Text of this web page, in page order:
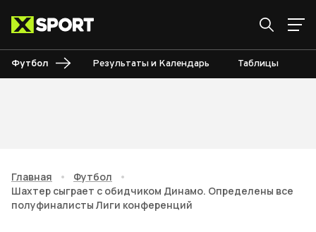
Футбол Результаты и Календарь Таблицы
Главная • Футбол
•
Шахтер сыграет с обидчиком Динамо. Определены все
полуфиналисты Лиги конференций